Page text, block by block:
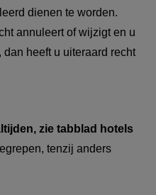
dienen te worden.
annuleert of wijzigt en u
heeft u uiteraard recht
zie tabblad hotels
tenzij anders